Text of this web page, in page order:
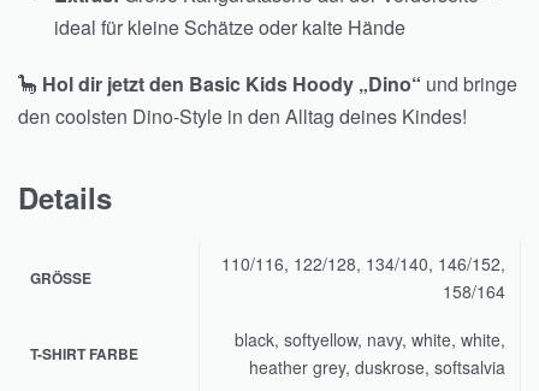
ideal für kleine Schätze oder kalte Hände
🦕 Hol dir jetzt den Basic Kids Hoody „Dino“ und bringe
den coolsten Dino-Style in den Alltag deines Kindes!
Details
GRÖSSE
110/116, 122/128, 134/140, 146/152,
158/164
T-SHIRT FARBE
black, softyellow, navy, white, white,
heather grey, duskrose, softsalvia